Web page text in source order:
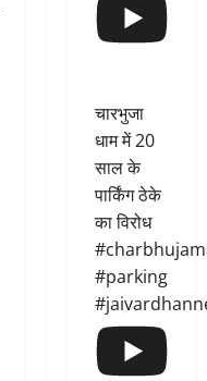
चारभुजा
धाम में 20
साल के
पार्किंग ठेके
का विरोध
#parking